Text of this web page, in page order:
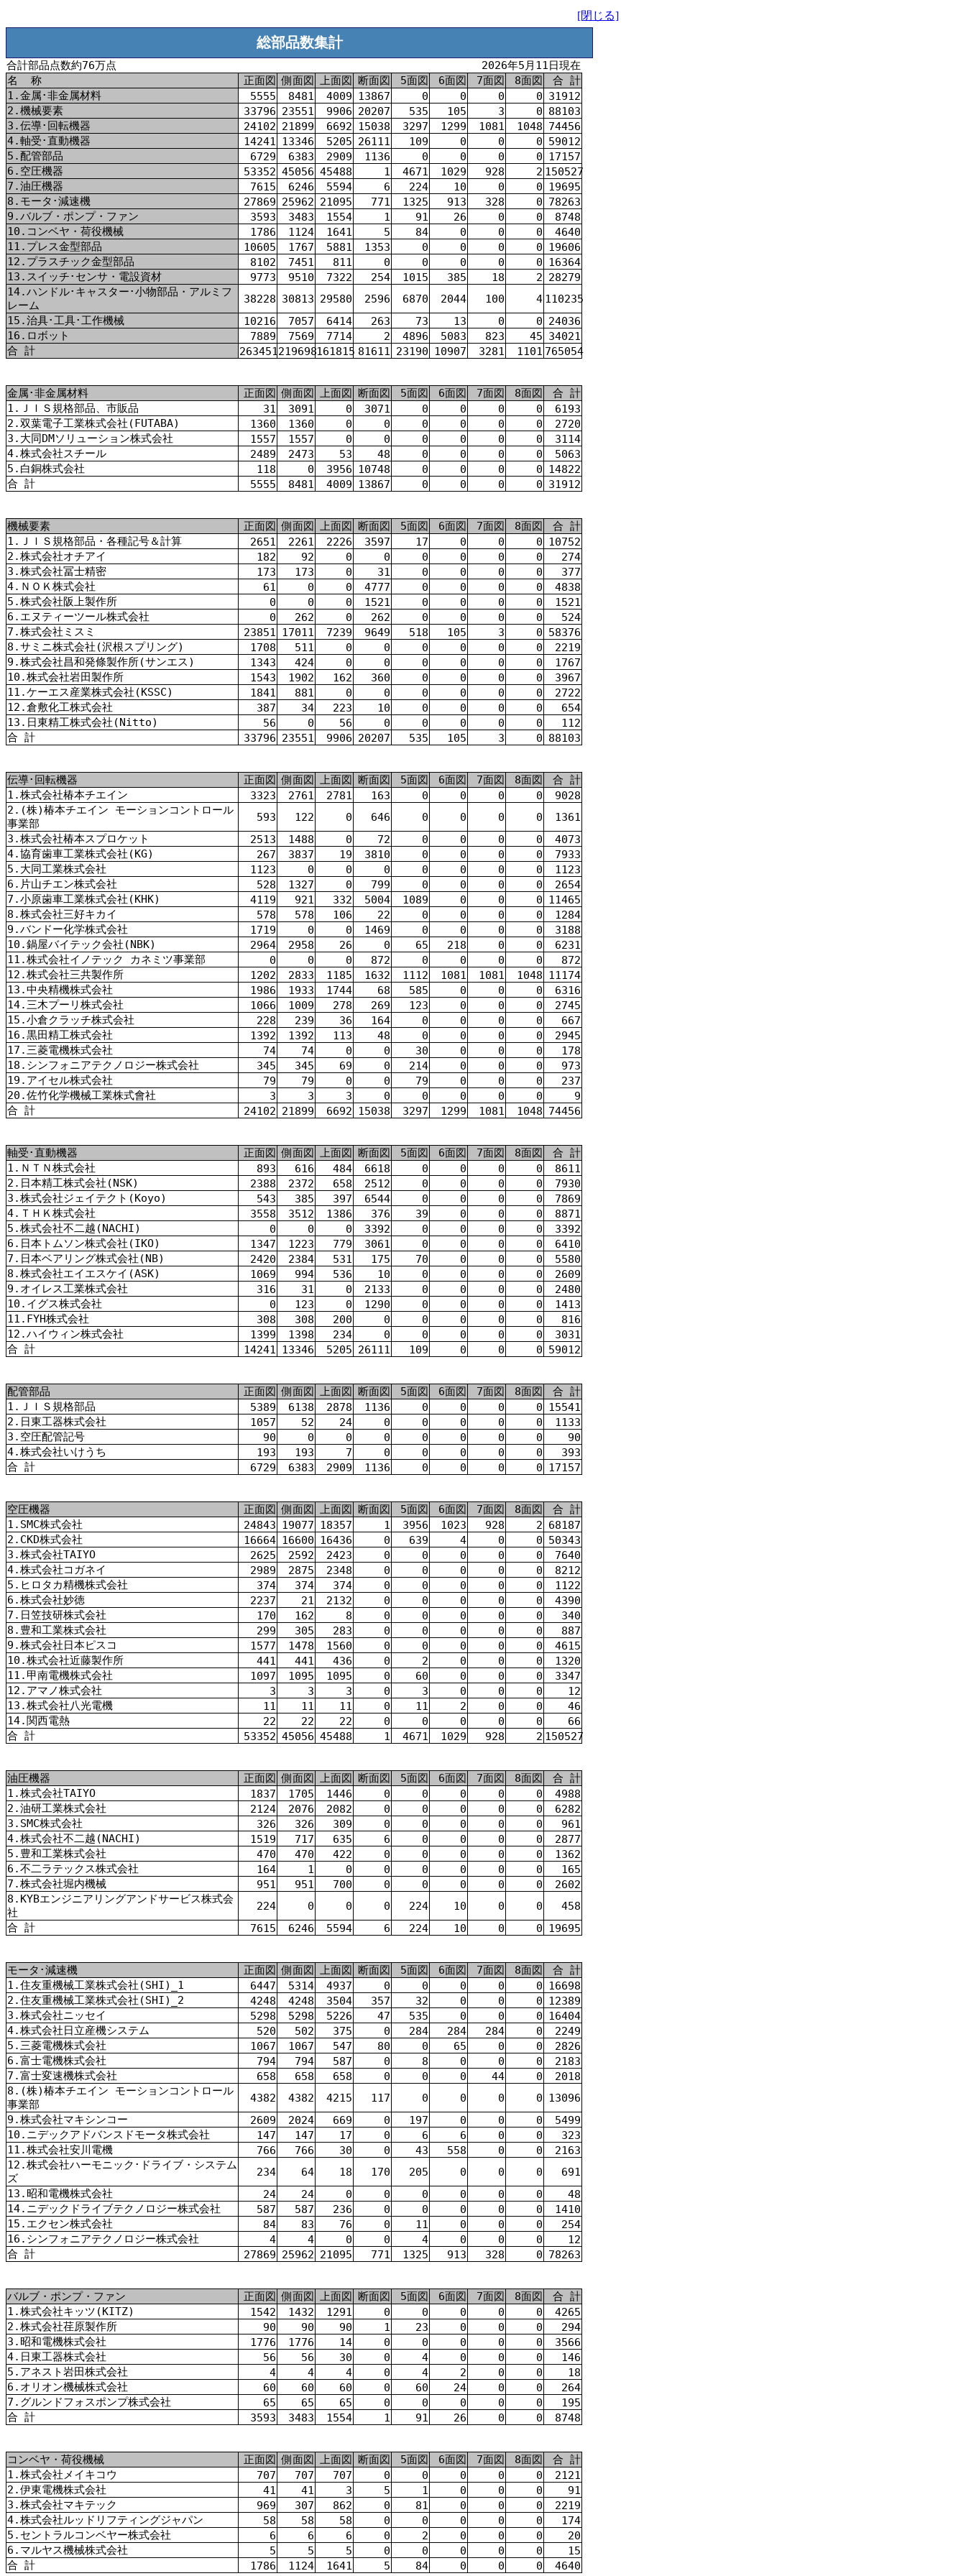
[閉じる]
総部品数集計
合計部品点数約76万点
2026年5月11日現在
名
称 正面図 側面図 上面図 断面図 5面図 6面図 7面図 8面図
合 計
1.金属･非金属材料
5555 8481 4009 13867 0 0 0 0 31912
2.機械要素
33796 23551 9906 20207 535 105 3 0 88103
3.伝導･回転機器
24102 21899 6692 15038 3297 1299 1081 1048 74456
4.軸受･直動機器
14241 13346 5205 26111 109 0 0 0 59012
5.配管部品
6729 6383 2909 1136 0 0 0 0 17157
6.空圧機器
53352 45056 45488 1 4671 1029 928 2 150527
7.油圧機器
7615 6246 5594 6 224 10 0 0 19695
8.モータ･減速機
27869 25962 21095 771 1325 913 328 0 78263
9.バルブ・ポンプ・ファン
3593 3483 1554 1 91 26 0 0
8748
10.コンベヤ・荷役機械
1786 1124 1641 5 84 0 0 0
4640
11.プレス金型部品
10605 1767 5881 1353 0 0 0 0 19606
12.プラスチック金型部品
8102 7451 811 0 0 0 0 0 16364
13.スイッチ･センサ・電設資材
9773 9510 7322 254 1015 385 18 2 28279
14.ハンドル･キャスター･小物部品・アルミフ
レーム
38228 30813 29580 2596 6870 2044 100 4 110235
15.治具･工具･工作機械
10216 7057 6414 263 73 13 0 0 24036
16.ロボット
7889 7569 7714 2 4896 5083 823 45 34021
合 計
263451 219698161815 81611 23190 10907 3281 1101 765054
金属･非金属材料 正面図 側面図 上面図 断面図 5面図 6面図 7面図 8面図
合 計
1.ＪＩＳ規格部品、市販品
31 3091 0 3071 0 0 0 0
6193
2.双葉電子工業株式会社(FUTABA)
1360 1360 0 0 0 0 0 0
2720
3.大同DMソリューション株式会社
1557 1557 0 0 0 0 0 0
3114
4.株式会社スチール
2489 2473 53 48 0 0 0 0
5063
5.白銅株式会社
118 0 3956 10748 0 0 0 0 14822
合 計
5555 8481 4009 13867 0 0 0 0 31912
機械要素 正面図 側面図 上面図 断面図 5面図 6面図 7面図 8面図
合 計
1.ＪＩＳ規格部品・各種記号＆計算
2651 2261 2226 3597 17 0 0 0 10752
2.株式会社オチアイ
182 92 0 0 0 0 0 0
274
3.株式会社冨士精密
173 173 0 31 0 0 0 0
377
4.ＮＯＫ株式会社
61 0 0 4777 0 0 0 0
4838
5.株式会社阪上製作所
0 0 0 1521 0 0 0 0
1521
6.エヌティーツール株式会社
0 262 0 262 0 0 0 0
524
7.株式会社ミスミ
23851 17011 7239 9649 518 105 3 0 58376
8.サミニ株式会社(沢根スプリング)
1708 511 0 0 0 0 0 0
2219
9.株式会社昌和発條製作所(サンエス)
1343 424 0 0 0 0 0 0
1767
10.株式会社岩田製作所
1543 1902 162 360 0 0 0 0
3967
11.ケーエス産業株式会社(KSSC)
1841 881 0 0 0 0 0 0
2722
12.倉敷化工株式会社
387 34 223 10 0 0 0 0
654
13.日東精工株式会社(Nitto)
56 0 56 0 0 0 0 0
112
合 計
33796 23551 9906 20207 535 105 3 0 88103
伝導･回転機器 正面図 側面図 上面図 断面図 5面図 6面図 7面図 8面図
合 計
1.株式会社椿本チエイン
3323 2761 2781 163 0 0 0 0
9028
2.(株)椿本チエイン モーションコントロール
事業部
593 122 0 646 0 0 0 0
1361
3.株式会社椿本スプロケット
2513 1488 0 72 0 0 0 0
4073
4.協育歯車工業株式会社(KG)
267 3837 19 3810 0 0 0 0
7933
5.大同工業株式会社
1123 0 0 0 0 0 0 0
1123
6.片山チエン株式会社
528 1327 0 799 0 0 0 0
2654
7.小原歯車工業株式会社(KHK)
4119 921 332 5004 1089 0 0 0 11465
8.株式会社三好キカイ
578 578 106 22 0 0 0 0
1284
9.バンドー化学株式会社
1719 0 0 1469 0 0 0 0
3188
10.鍋屋バイテック会社(NBK)
2964 2958 26 0 65 218 0 0
6231
11.株式会社イノテック カネミツ事業部
0 0 0 872 0 0 0 0
872
12.株式会社三共製作所
1202 2833 1185 1632 1112 1081 1081 1048 11174
13.中央精機株式会社
1986 1933 1744 68 585 0 0 0
6316
14.三木プーリ株式会社
1066 1009 278 269 123 0 0 0
2745
15.小倉クラッチ株式会社
228 239 36 164 0 0 0 0
667
16.黒田精工株式会社
1392 1392 113 48 0 0 0 0
2945
17.三菱電機株式会社
74 74 0 0 30 0 0 0
178
18.シンフォニアテクノロジー株式会社
345 345 69 0 214 0 0 0
973
19.アイセル株式会社
79 79 0 0 79 0 0 0
237
20.佐竹化学機械工業株式會社
3 3 3 0 0 0 0 0
9
合 計
24102 21899 6692 15038 3297 1299 1081 1048 74456
軸受･直動機器 正面図 側面図 上面図 断面図 5面図 6面図 7面図 8面図
合 計
1.ＮＴＮ株式会社
893 616 484 6618 0 0 0 0
8611
2.日本精工株式会社(NSK)
2388 2372 658 2512 0 0 0 0
7930
3.株式会社ジェイテクト(Koyo)
543 385 397 6544 0 0 0 0
7869
4.ＴＨＫ株式会社
3558 3512 1386 376 39 0 0 0
8871
5.株式会社不二越(NACHI)
0 0 0 3392 0 0 0 0
3392
6.日本トムソン株式会社(IKO)
1347 1223 779 3061 0 0 0 0
6410
7.日本ベアリング株式会社(NB)
2420 2384 531 175 70 0 0 0
5580
8.株式会社エイエスケイ(ASK)
1069 994 536 10 0 0 0 0
2609
9.オイレス工業株式会社
316 31 0 2133 0 0 0 0
2480
10.イグス株式会社
0 123 0 1290 0 0 0 0
1413
11.FYH株式会社
308 308 200 0 0 0 0 0
816
12.ハイウィン株式会社
1399 1398 234 0 0 0 0 0
3031
合 計
14241 13346 5205 26111 109 0 0 0 59012
配管部品 正面図 側面図 上面図 断面図 5面図 6面図 7面図 8面図
合 計
1.ＪＩＳ規格部品
5389 6138 2878 1136 0 0 0 0 15541
2.日東工器株式会社
1057 52 24 0 0 0 0 0
1133
3.空圧配管記号
90 0 0 0 0 0 0 0
90
4.株式会社いけうち
193 193 7 0 0 0 0 0
393
合 計
6729 6383 2909 1136 0 0 0 0 17157
空圧機器 正面図 側面図 上面図 断面図 5面図 6面図 7面図 8面図
合 計
1.SMC株式会社
24843 19077 18357 1 3956 1023 928 2 68187
2.CKD株式会社
16664 16600 16436 0 639 4 0 0 50343
3.株式会社TAIYO
2625 2592 2423 0 0 0 0 0
7640
4.株式会社コガネイ
2989 2875 2348 0 0 0 0 0
8212
5.ヒロタカ精機株式会社
374 374 374 0 0 0 0 0
1122
6.株式会社妙徳
2237 21 2132 0 0 0 0 0
4390
7.日笠技研株式会社
170 162 8 0 0 0 0 0
340
8.豊和工業株式会社
299 305 283 0 0 0 0 0
887
9.株式会社日本ピスコ
1577 1478 1560 0 0 0 0 0
4615
10.株式会社近藤製作所
441 441 436 0 2 0 0 0
1320
11.甲南電機株式会社
1097 1095 1095 0 60 0 0 0
3347
12.アマノ株式会社
3 3 3 0 3 0 0 0
12
13.株式会社八光電機
11 11 11 0 11 2 0 0
46
14.関西電熱
22 22 22 0 0 0 0 0
66
合 計
53352 45056 45488 1 4671 1029 928 2 150527
油圧機器 正面図 側面図 上面図 断面図 5面図 6面図 7面図 8面図
合 計
1.株式会社TAIYO
1837 1705 1446 0 0 0 0 0
4988
2.油研工業株式会社
2124 2076 2082 0 0 0 0 0
6282
3.SMC株式会社
326 326 309 0 0 0 0 0
961
4.株式会社不二越(NACHI)
1519 717 635 6 0 0 0 0
2877
5.豊和工業株式会社
470 470 422 0 0 0 0 0
1362
6.不二ラテックス株式会社
164 1 0 0 0 0 0 0
165
7.株式会社堀内機械
951 951 700 0 0 0 0 0
2602
8.KYBエンジニアリングアンドサービス株式会
社
224 0 0 0 224 10 0 0
458
合 計
7615 6246 5594 6 224 10 0 0 19695
モータ･減速機 正面図 側面図 上面図 断面図 5面図 6面図 7面図 8面図
合 計
1.住友重機械工業株式会社(SHI)_1
6447 5314 4937 0 0 0 0 0 16698
2.住友重機械工業株式会社(SHI)_2
4248 4248 3504 357 32 0 0 0 12389
3.株式会社ニッセイ
5298 5298 5226 47 535 0 0 0 16404
4.株式会社日立産機システム
520 502 375 0 284 284 284 0
2249
5.三菱電機株式会社
1067 1067 547 80 0 65 0 0
2826
6.富士電機株式会社
794 794 587 0 8 0 0 0
2183
7.富士変速機株式会社
658 658 658 0 0 0 44 0
2018
8.(株)椿本チエイン モーションコントロール
事業部
4382 4382 4215 117 0 0 0 0 13096
9.株式会社マキシンコー
2609 2024 669 0 197 0 0 0
5499
10.ニデックアドバンスドモータ株式会社
147 147 17 0 6 6 0 0
323
11.株式会社安川電機
766 766 30 0 43 558 0 0
2163
12.株式会社ハーモニック･ドライブ・システム
ズ
234 64 18 170 205 0 0 0
691
13.昭和電機株式会社
24 24 0 0 0 0 0 0
48
14.ニデックドライブテクノロジー株式会社
587 587 236 0 0 0 0 0
1410
15.エクセン株式会社
84 83 76 0 11 0 0 0
254
16.シンフォニアテクノロジー株式会社
4 4 0 0 4 0 0 0
12
合 計
27869 25962 21095 771 1325 913 328 0 78263
バルブ・ポンプ・ファン 正面図 側面図 上面図 断面図 5面図 6面図 7面図 8面図
合 計
1.株式会社キッツ(KITZ)
1542 1432 1291 0 0 0 0 0
4265
2.株式会社荏原製作所
90 90 90 1 23 0 0 0
294
3.昭和電機株式会社
1776 1776 14 0 0 0 0 0
3566
4.日東工器株式会社
56 56 30 0 4 0 0 0
146
5.アネスト岩田株式会社
4 4 4 0 4 2 0 0
18
6.オリオン機械株式会社
60 60 60 0 60 24 0 0
264
7.グルンドフォスポンプ株式会社
65 65 65 0 0 0 0 0
195
合 計
3593 3483 1554 1 91 26 0 0 8748
コンベヤ・荷役機械 正面図 側面図 上面図 断面図 5面図 6面図 7面図 8面図
合 計
1.株式会社メイキコウ
707 707 707 0 0 0 0 0
2121
2.伊東電機株式会社
41 41 3 5 1 0 0 0
91
3.株式会社マキテック
969 307 862 0 81 0 0 0
2219
4.株式会社ルッドリフティングジャパン
58 58 58 0 0 0 0 0
174
5.セントラルコンベヤー株式会社
6 6 6 0 2 0 0 0
20
6.マルヤス機械株式会社
5 5 5 0 0 0 0 0
15
合 計
1786 1124 1641 5 84 0 0 0 4640